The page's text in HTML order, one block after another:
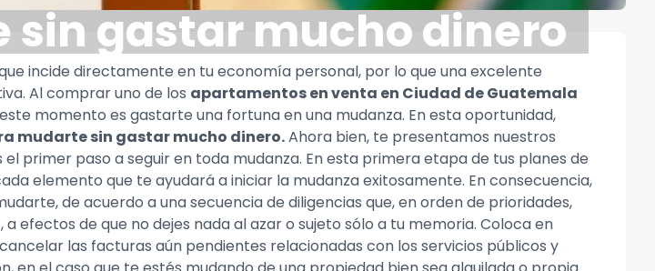
sin gastar mucho dinero
incide directamente en tu economía personal, por lo que una excelente
Al comprar uno de los apartamentos en venta en Ciudad de Guatemala
momento es gastarte una fortuna en una mudanza. En esta oportunidad,
mudarte sin gastar mucho dinero.Ahora bien, te presentamos nuestros
el primer paso a seguir en toda mudanza. En esta primera etapa de tus planes de
elemento que te ayudará a iniciar la mudanza exitosamente. En consecuencia,
de acuerdo a una secuencia de diligencias que, en orden de prioridades,
efectos de que no dejes nada al azar o sujeto sólo a tu memoria. Coloca en
las facturas aún pendientes relacionadas con los servicios públicos y